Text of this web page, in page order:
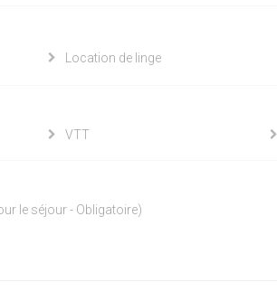
Location de linge
VTT
le séjour - Obligatoire)